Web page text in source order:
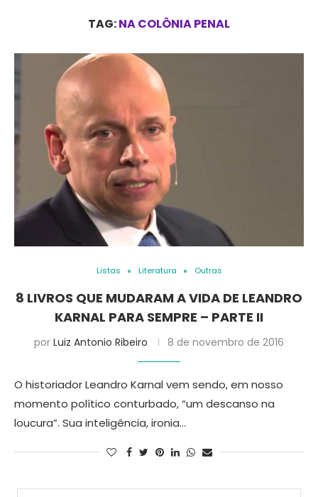
TAG:NA COLÔNIA PENAL
Listas Literatura Outras
8 LIVROS QUE MUDARAM A VIDA DE LEANDRO
KARNAL PARA SEMPRE – PARTE II
por Luiz Antonio Ribeiro 8 de novembro de 2016
O historiador Leandro Karnal vem sendo, em nosso
momento político conturbado, “um descanso na
loucura”. Sua inteligência, ironia…